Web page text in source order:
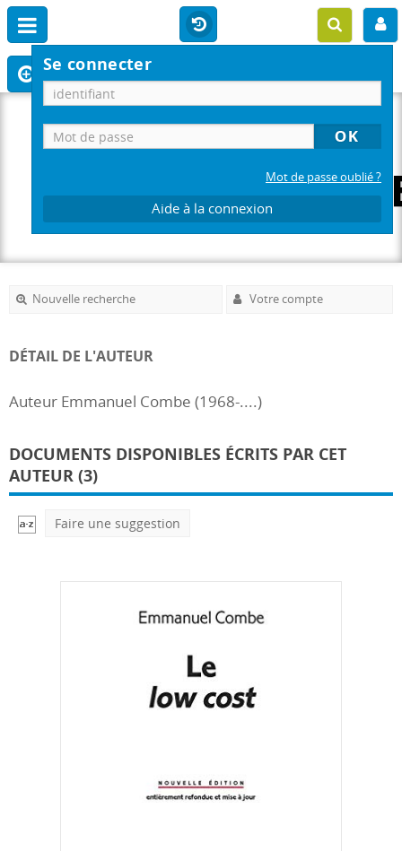
Se connecter
Mot de passe oublié ?
Aide à la connexion
Nouvelle recherche Votre compte
DÉTAIL DE L'AUTEUR
Auteur Emmanuel Combe (1968-....)
DOCUMENTS DISPONIBLES ÉCRITS PAR CET
AUTEUR (3)
Faire une suggestion